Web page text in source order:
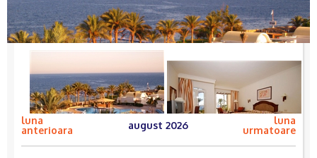
luna
anterioara
august 2026
luna
urmatoare